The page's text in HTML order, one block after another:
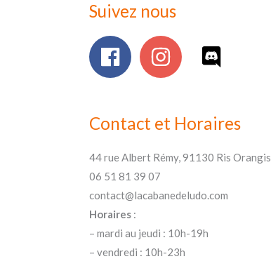
Suivez nous
Contact et Horaires
44 rue Albert Rémy, 91130 Ris Orangis
06 51 81 39 07
contact@lacabanedeludo.com
Horaires:
– mardi au jeudi : 10h-19h
– vendredi : 10h-23h